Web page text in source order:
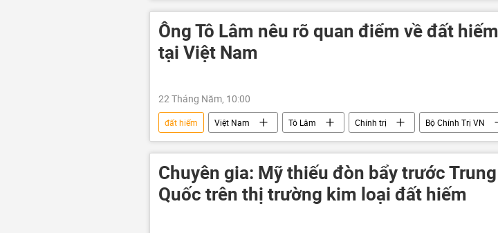
Ông Tô Lâm nêu rõ quan điểm về đất hiếm
tại Việt Nam
22 Tháng Năm, 10:00
đất hiếm Việt Nam Tô Lâm Chính trị Bộ Chính Trị VN
quản lý đất đai
tài nguyên khoáng sản Chính phủ
Chuyên gia: Mỹ thiếu đòn bẩy trước Trung
Quốc trên thị trường kim loại đất hiếm